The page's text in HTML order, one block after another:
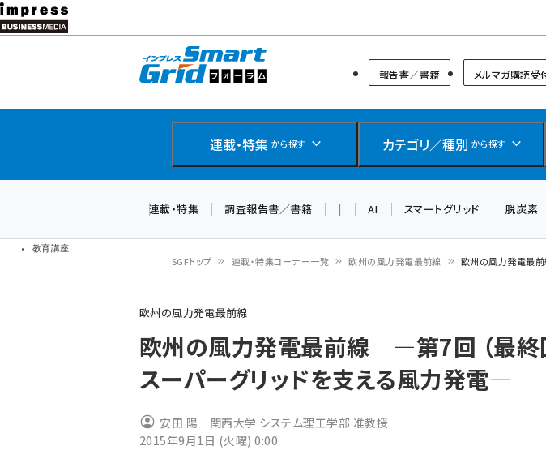
メ
イ
教育講座
スマートグリッドフォーラム
報告書／書籍 メルマガ購読受
連載・特集 から探す カテゴリ／種別 から探す
連載・特集 調査報告書／書籍 | AI スマートグリッド 脱炭素
ン
く
ず
SGFトップ 連載・特集コーナー一覧 欧州の風力発電最前線 欧州の風力発電最
欧州の風力発電最前線
欧州の風力発電最前線 ―第7回 （最終
スーパーグリッドを支える風力発電―
安田 陽 関西大学 システム理工学部 准教授
2015年9月1日 (火曜) 0:00